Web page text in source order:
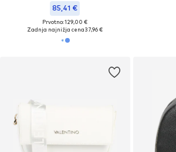
85,41 €
Prvotno: 129,00 €
Zadnja najnižja cena37,96 €